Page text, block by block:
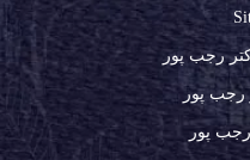
رجب پور
رجب پور
رجب پور